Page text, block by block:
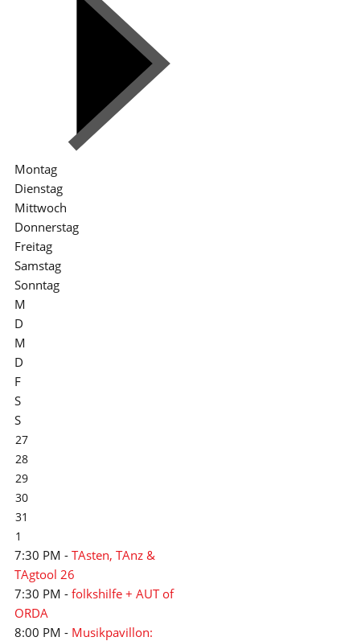
Montag
Dienstag
Mittwoch
Donnerstag
Freitag
Samstag
Sonntag
M
D
M
D
F
S
S
27
28
29
30
31
1
7:30 PM - TAsten, TAnz &
TAgtool 26
7:30 PM - folkshilfe + AUT of
ORDA
8:00 PM - Musikpavillon: